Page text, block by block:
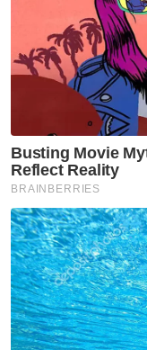
di Shah Alam
keadaan
Artikel
Mayat lelaki
Remaja lelaki
Rompin
Mayat lelaki
mangsa-
"Kita akan
dengan cara
kawasan banjir